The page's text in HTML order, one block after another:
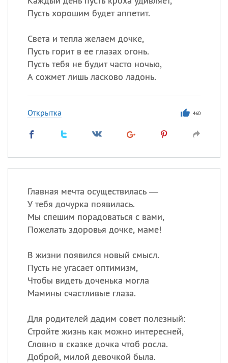
Пусть хорошим будет аппетит.
Света и тепла желаем дочке,
Пусть горит в ее глазах огонь.
Пусть тебя не будит часто ночью,
А сожмет лишь ласково ладонь.
Открытка 460
Главная мечта осуществилась —
У тебя дочурка появилась.
Мы спешим порадоваться с вами,
Пожелать здоровья дочке, маме!
В жизни появился новый смысл.
Пусть не угасает оптимизм,
Чтобы видеть доченька могла
Мамины счастливые глаза.
Для родителей дадим совет полезный:
Стройте жизнь как можно интересней,
Словно в сказке дочка чтоб росла.
Доброй, милой девочкой была.